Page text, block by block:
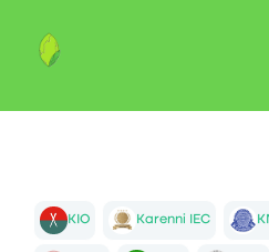
KIO Karenni IEC